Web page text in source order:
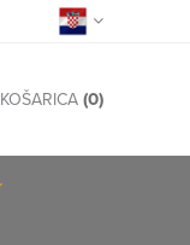
KOŠARICA (0)